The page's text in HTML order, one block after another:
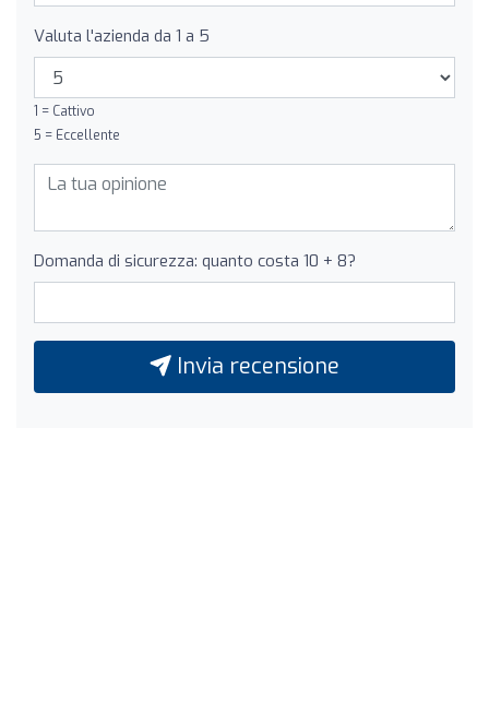
Valuta l'azienda da 1 a 5
1 = Cattivo
5 = Eccellente
Domanda di sicurezza: quanto costa 10 + 8?
Invia recensione